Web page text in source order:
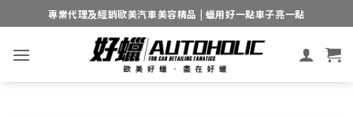
to
content
專業代理及經銷歐美汽車美容精品 | 蠟用好一點車子亮一點